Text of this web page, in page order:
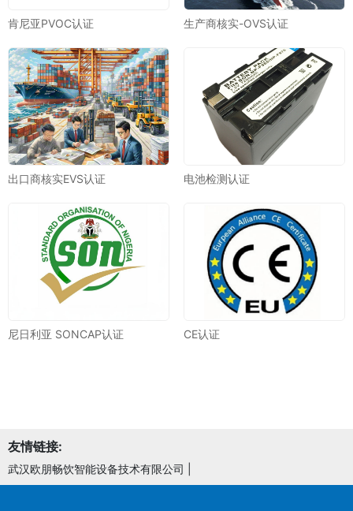
肯尼亚PVOC认证 生产商核实-OVS认证
出口商核实EVS认证 电池检测认证
尼日利亚 SONCAP认证 CE认证
友情链接:
武汉欧朋畅饮智能设备技术有限公司